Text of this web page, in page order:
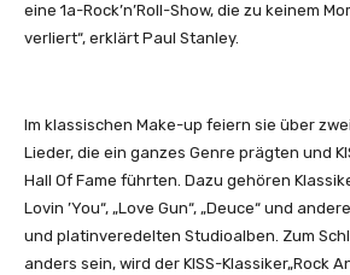
eine 1a-Rock’n’Roll-Show, die zu keinem
verliert“, erklärt Paul Stanley.
Im klassischen Make-up feiern sie über
Lieder, die ein ganzes Genre prägten und
Hall Of Fame führten. Dazu gehören
Lovin ’You“, „Love Gun“, „Deuce“ und
und platinveredelten Studioalben. Zum
anders sein, wird der KISS-Klassiker„Rock